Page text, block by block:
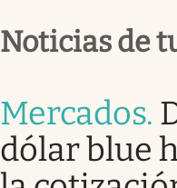
Noticias de
Mercados.
dólar blue